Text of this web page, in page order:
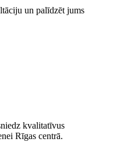
un palīdzēt jums
kvalitatīvus
Rīgas centrā.